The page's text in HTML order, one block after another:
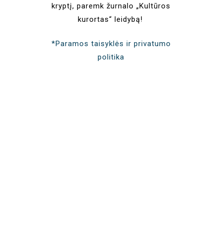
kryptį, paremk žurnalo „Kultūros
kurortas“ leidybą!
*Paramos taisyklės ir privatumo
politika